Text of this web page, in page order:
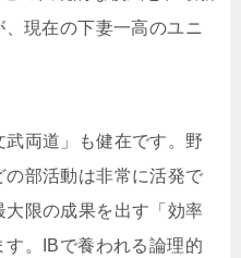
現在の下妻一高のユニ
両道」も健在です。野
部活動は非常に活発で
限の成果を出す「効率
。IBで養われる論理的